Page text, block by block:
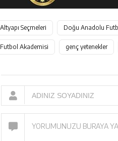
Altyapı Seçmeleri Doğu Anadolu
Futbol Akademisi genç yetenekler